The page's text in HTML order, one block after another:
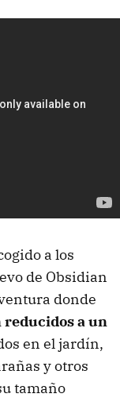
a los
de Obsidian
donde
a un
en el jardín,
y otros
tamaño